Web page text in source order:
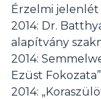
Érzelmi jelenlét
2014: Dr.
alapítvány
2014:
Ezüst
2014: